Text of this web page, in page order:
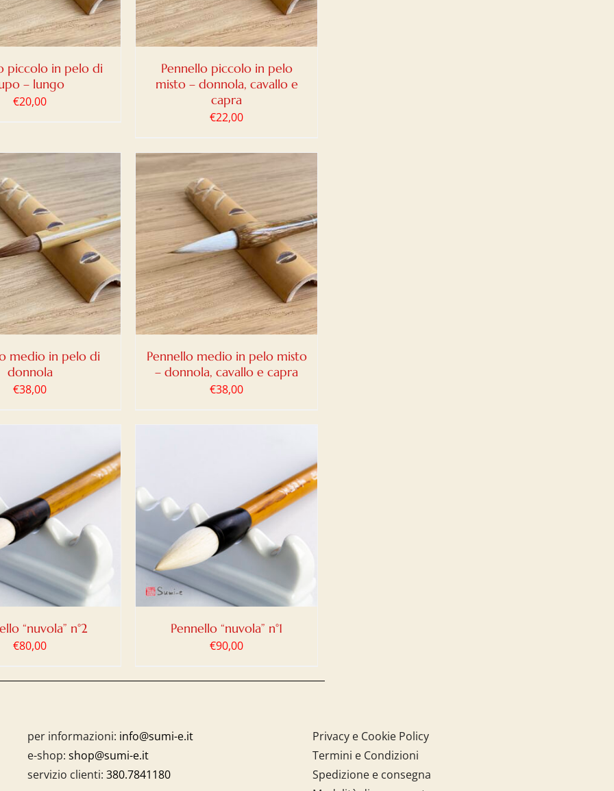
piccolo in pelo di
– lungo
€20,00
Pennello piccolo in pelo
misto – donnola, cavallo e
capra
€22,00
medio in pelo di
donnola
€38,00
AL CARRELLO /
DETTAGLI
Pennello medio in pelo misto
– donnola, cavallo e capra
€38,00
“nuvola” n°2
€80,00
AL CARRELLO
DETTAGLI
Pennello “nuvola” n°1
€90,00
per informazioni: info@sumi-e.it
e-shop: shop@sumi-e.it
servizio clienti: 380.7841180
Privacy e Cookie Policy
Termini e Condizioni
Spedizione e consegna